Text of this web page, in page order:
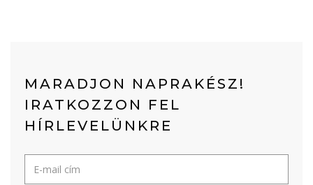
MARADJON NAPRAKÉSZ!
IRATKOZZON FEL
HÍRLEVELÜNKRE